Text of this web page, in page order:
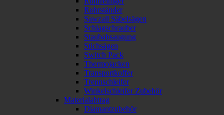
Rohrständer
Sawzall Säbelsägen
Schlagschrauber
Staubabsaugung
Stichsägen
Switch Pack
Thermojacken
Transportkoffer
Trennschleifer
Winkelschleifer Zubehör
Materialabtrag
Diamantzubehör